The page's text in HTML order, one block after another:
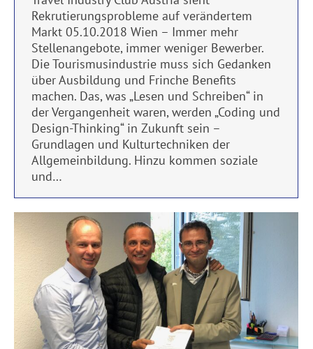
Rekrutierungsprobleme auf verändertem
Markt 05.10.2018 Wien – Immer mehr
Stellenangebote, immer weniger Bewerber.
Die Tourismusindustrie muss sich Gedanken
über Ausbildung und Frinche Benefits
machen. Das, was „Lesen und Schreiben“ in
der Vergangenheit waren, werden „Coding und
Design-Thinking“ in Zukunft sein –
Grundlagen und Kulturtechniken der
Allgemeinbildung. Hinzu kommen soziale
und…